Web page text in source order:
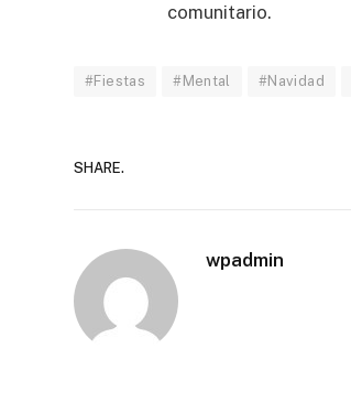
comunitario.
#Fiestas #Mental #Navidad
SHARE.
wpadmin